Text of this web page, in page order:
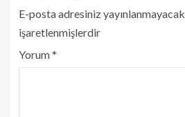
E-posta adresiniz yayınlanmayacak.
işaretlenmişlerdir
Yorum*